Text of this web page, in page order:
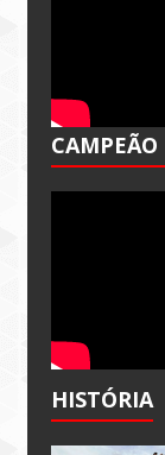
HISTÓRIA